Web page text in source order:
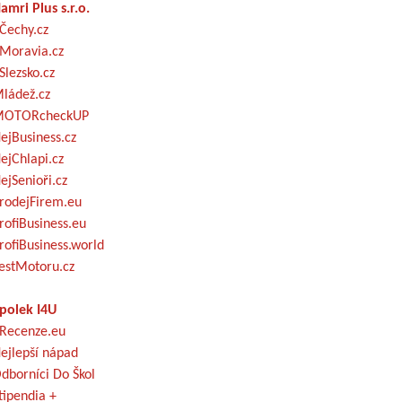
Plus s.r.o.
I4U
nápad
Do Škol
+